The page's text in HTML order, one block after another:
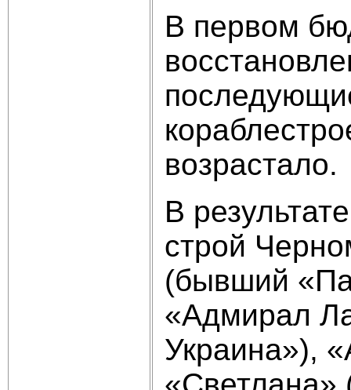
В первом
возрастало.
В
строй
(бывший
«Адмирал
Украина»),